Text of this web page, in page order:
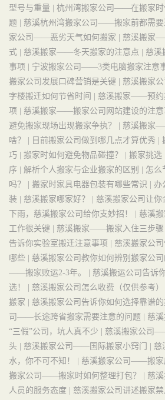
型号与重量 | 杭州湾搬家公司——在搬家时
题 | 慈溪杭州湾搬家公司——搬家前都需要
家公司——恶劣天气如何搬家 | 慈溪搬家
式 | 慈溪搬家——冬天搬家的注意点 | 慈
事项 | 宁波搬家公司——3类电脑搬家注意
搬家公司发展口碑营销是关键 | 慈溪搬家
字楼搬迁如何节省时间 | 慈溪搬家——预约
项 | 慈溪搬家——搬家公司网站建设的注意
避免搬家现场出现搬家争执？ | 慈溪搬家
啥？ |
目前搬家公司做到哪几点才算优秀 |
巧 | 搬家时如何避免物品碰撞？ | 搬家挑选 |
序 | 解析个人搬家与企业搬家的区别 | 怎么
吗？ | 搬家时家具电器包装有哪些常识 | 办
装 | 慈溪搬家哪家好？ | 慈溪搬家公司让你
下雨，慈溪搬家公司给你支妙招！ | 慈溪
工作很关键 | 慈溪搬家——搬家入住三步骤
告诉你实验室搬迁注意事项 | 慈溪搬家公
哪些 | 慈溪搬家公司教你如何辨别搬家公司
——搬家败运2-3年。 | 慈溪搬运公司告诉
选！ | 慈溪搬家公司怎么收费（仅供参考）
搬家 | 慈溪搬家公司告诉你如何选择靠谱的
司——长途跨省搬家需要注意的问题 | 慈
“三假”公司，坑人真不少 | 慈溪搬家公司
头 | 慈溪搬家公司——国际搬家小窍门 | 慈
水，你不可不知！ | 慈溪搬家公司——搬家
搬家公司——搬家时如何整理打包？ | 慈
人员的服务态度 | 慈溪搬家公司讲述搬家禁